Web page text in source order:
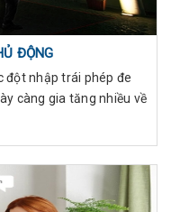
ĐỘNG
đột nhập trái phép đe
càng gia tăng nhiều về